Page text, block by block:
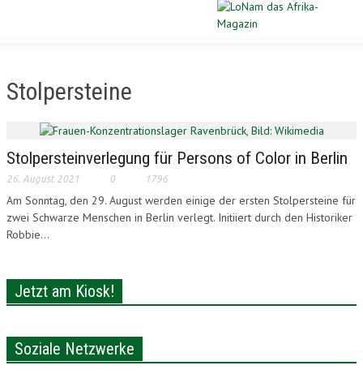
DIASPORA
WIRTSCHAFT
KULTUR
SPORT
VERLOSUNG
Stolpersteine
Stolpersteinverlegung für Persons of Color in Berlin
26. August 2021 0 1796
Am Sonntag, den 29. August werden einige der ersten Stolpersteine für
zwei Schwarze Menschen in Berlin verlegt. Initiiert durch den Historiker
Robbie...
Jetzt am Kiosk!
Soziale Netzwerke